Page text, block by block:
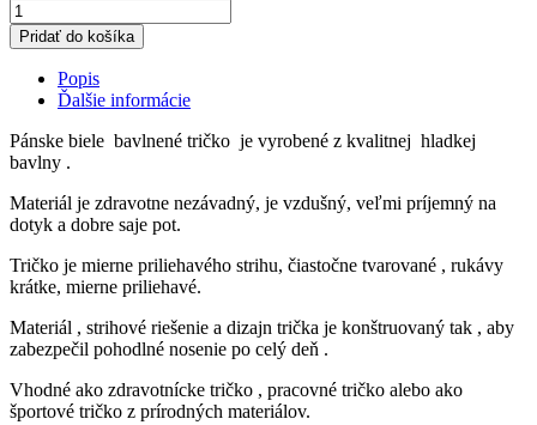
Pridať do košíka
Popis
Ďalšie informácie
Pánske biele bavlnené tričko je vyrobené z kvalitnej hladkej
bavlny .
Materiál je zdravotne nezávadný, je vzdušný, veľmi príjemný na
dotyk a dobre saje pot.
Tričko je mierne priliehavého strihu, čiastočne tvarované , rukávy
krátke, mierne priliehavé.
Materiál , strihové riešenie a dizajn trička je konštruovaný tak , aby
zabezpečil pohodlné nosenie po celý deň .
Vhodné ako zdravotnícke tričko , pracovné tričko alebo ako
športové tričko z prírodných materiálov.